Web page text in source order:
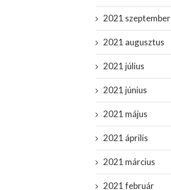
2021 szeptember
2021 augusztus
2021 július
2021 június
2021 május
2021 április
2021 március
2021 február